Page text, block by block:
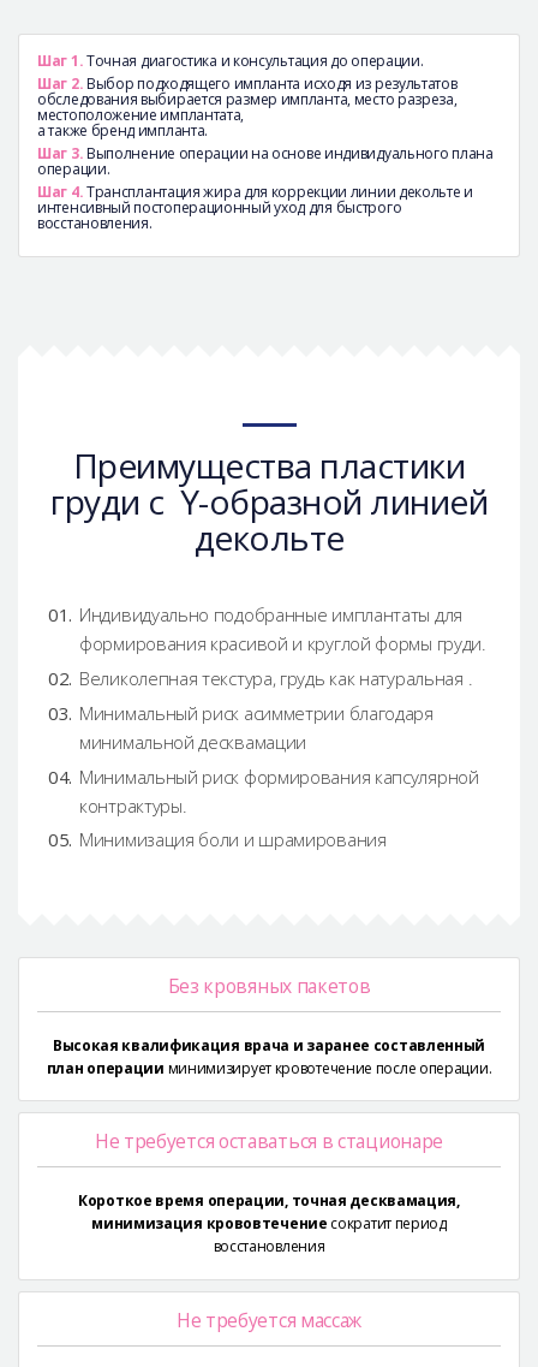
Шаг 1.Точная диагостика и консультация до операции.
Шаг 2. Выбор подходящего импланта исходя из результатов
обследования выбирается размер импланта, место разреза,
местоположение имплантата,
а также бренд импланта.
Шаг 3. Выполнение операции на основе индивидуального плана
операции.
Шаг 4.Трансплантация жира для коррекции линии декольте и
интенсивный постоперационный уход для быстрого
восстановления.
Преимущества пластики
груди с Y-образной линией
декольте
Индивидуально подобранные имплантаты для
формирования красивой и круглой формы груди.
Великолепная текстура, грудь как натуральная .
Минимальный риск асимметрии благодаря
минимальной десквамации
Минимальный риск формирования капсулярной
контрактуры.
Минимизация боли и шрамирования
Без кровяных пакетов
Высокая квалификация врача и заранее составленный
план операции минимизирует кровотечение после операции.
Не требуется оставаться в стационаре
Короткое время операции, точная десквамация,
минимизация крововтечение сократит период
восстановления
Не требуется массаж